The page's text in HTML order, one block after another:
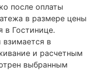
после оплаты
в размере цены
в Гостинице.
взимается в
и расчетным
выбранным